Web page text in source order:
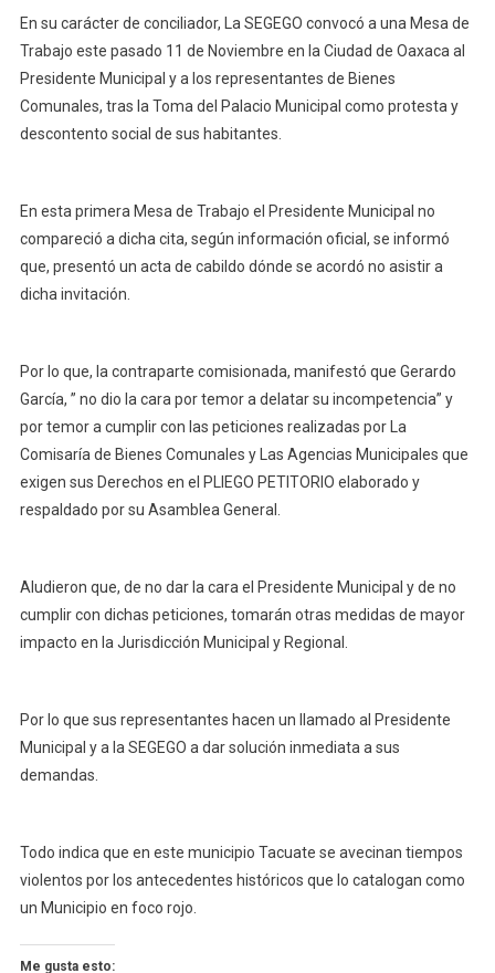
En su carácter de conciliador, La SEGEGO convocó a una Mesa de
Trabajo este pasado 11 de Noviembre en la Ciudad de Oaxaca al
Presidente Municipal y a los representantes de Bienes
Comunales, tras la Toma del Palacio Municipal como protesta y
descontento social de sus habitantes.
En esta primera Mesa de Trabajo el Presidente Municipal no
compareció a dicha cita, según información oficial, se informó
que, presentó un acta de cabildo dónde se acordó no asistir a
dicha invitación.
Por lo que, la contraparte comisionada, manifestó que Gerardo
García, ” no dio la cara por temor a delatar su incompetencia” y
por temor a cumplir con las peticiones realizadas por La
Comisaría de Bienes Comunales y Las Agencias Municipales que
exigen sus Derechos en el PLIEGO PETITORIO elaborado y
respaldado por su Asamblea General.
Aludieron que, de no dar la cara el Presidente Municipal y de no
cumplir con dichas peticiones, tomarán otras medidas de mayor
impacto en la Jurisdicción Municipal y Regional.
Por lo que sus representantes hacen un llamado al Presidente
Municipal y a la SEGEGO a dar solución inmediata a sus
demandas.
Todo indica que en este municipio Tacuate se avecinan tiempos
violentos por los antecedentes históricos que lo catalogan como
un Municipio en foco rojo.
Me gusta esto: